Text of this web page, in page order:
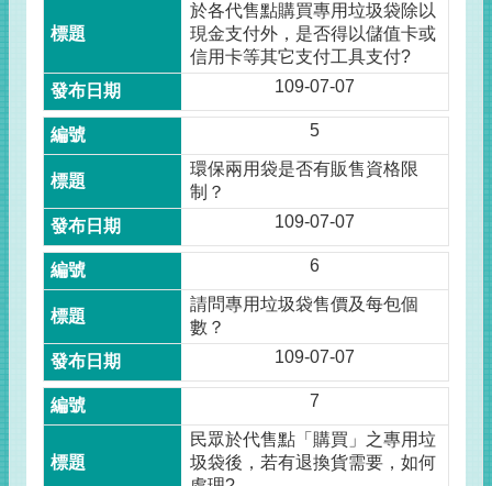
於各代售點購買專用垃圾袋除以
現金支付外，是否得以儲值卡或
信用卡等其它支付工具支付?
109-07-07
5
環保兩用袋是否有販售資格限
制？
109-07-07
6
請問專用垃圾袋售價及每包個
數？
109-07-07
7
民眾於代售點「購買」之專用垃
圾袋後，若有退換貨需要，如何